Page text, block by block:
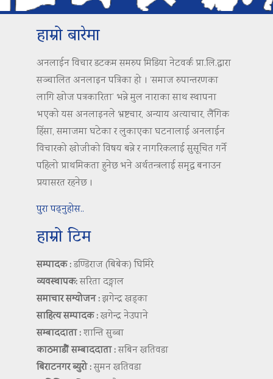
हाम्रो बारेमा
अनलाईन विचार डटकम समरुप मिडिया नेटवर्क प्रा.लि.द्वारा
सञ्चालित अनलाइन पत्रिका हो । ‘समाज रुपान्तरणका
लागि खोज पत्रकारिता’ भन्ने मुल नाराका साथ स्थापना
भएको यस अनलाइनले भ्रष्टचार, अन्याय अत्याचार, लैंगिक
हिंसा, समाजमा घटेका र लुकाएका घटनालाई अनलाईन
विचारको खोजीको विषय बन्ने र नागरिकलाई सुसूचित गर्ने
पहिलो प्राथमिकता हुनेछ भने अर्थतन्त्रलाई समृद्ध बनाउन
प्रयासरत रहनेछ ।
पुरा पढ्नुहोस..
हाम्रो टिम
सम्पादक :डण्डिराज (बिबेक) घिमिरे
व्यवस्थापक:सरिता दङ्गाल
समाचार सम्योजन :झगेन्द्र खड्का
साहित्य सम्पादक :खगेन्द्र नेउपाने
सम्बाददाता :शान्ति सुब्बा
काठमाडौं सम्बाददाता :सबिन खतिवडा
बिराटनगर ब्युरो :सुमन खतिवडा